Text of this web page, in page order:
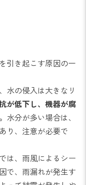
引き起こす原因の一
水の侵入は大きなリ
が低下し、機器が腐
水分が多い場合は、
り、注意が必要で
は、雨風によるシー
で、雨漏れが発生す